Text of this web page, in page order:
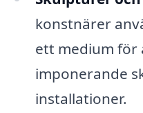
konstnärer
ett medium för
imponerande
installationer.